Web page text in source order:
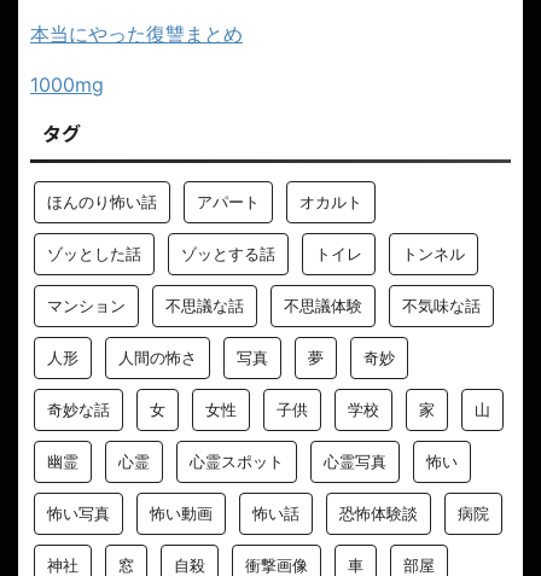
本当にやった復讐まとめ
1000mg
タグ
ほんのり怖い話 アパート オカルト
ゾッとした話 ゾッとする話 トイレ トンネル
マンション 不思議な話 不思議体験 不気味な話
人形 人間の怖さ 写真 夢 奇妙
奇妙な話 女 女性 子供 学校 家 山
幽霊 心霊 心霊スポット 心霊写真 怖い
怖い写真 怖い動画 怖い話 恐怖体験談 病院
神社 窓 自殺 衝撃画像 車 部屋